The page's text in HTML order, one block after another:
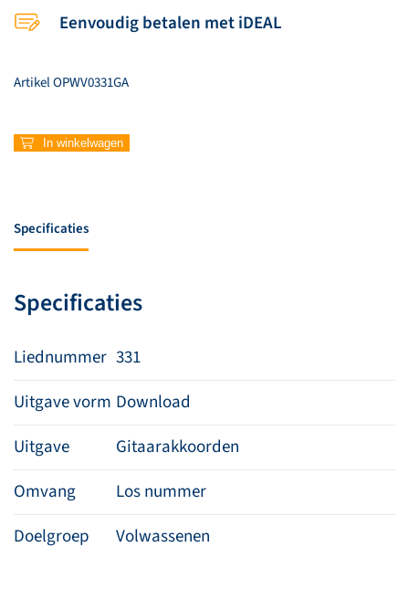
Eenvoudig betalen met iDEAL
ArtikelOPWV0331GA
331
aan
de
In winkelwagen
Specificaties
Specificaties
Liednummer 331
Uitgave vorm Download
Uitgave
Gitaarakkoorden
Omvang
Los nummer
Doelgroep
Volwassenen